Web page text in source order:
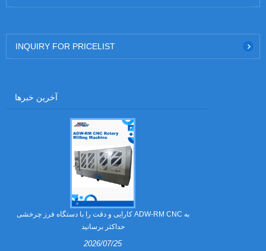
INQUIRY FOR PRICELIST
آخرین خبرها
کارایی و دقت را با دستگاه فرز چرخشی ADW-RM CNC به
حداکثر برسانید
2026/07/25